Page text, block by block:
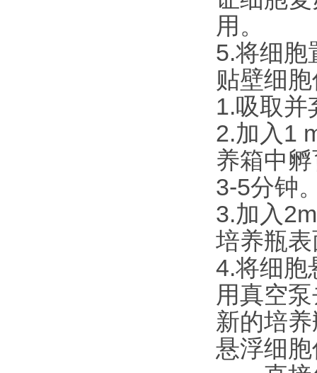
用。
5.将细
贴壁细
1.吸取并
2.加入1
养箱中
3-5分钟
3.加入
培养瓶
4.将细胞
用真空
新的培
悬浮细